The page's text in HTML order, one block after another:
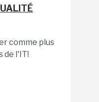
comme plus
de l'IT!